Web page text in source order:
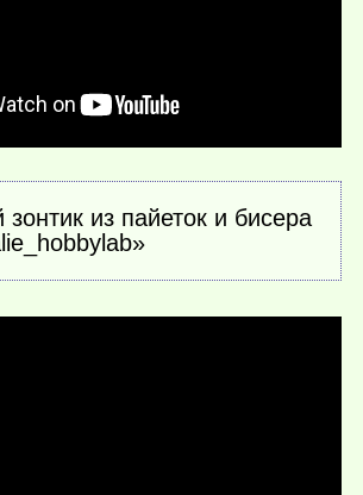
зонтик из пайеток и бисера